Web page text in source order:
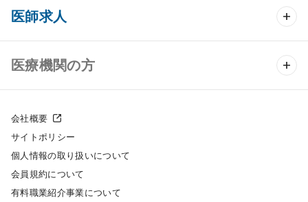
クリニック開業 TOP
クリニック物件検索
クリニックの開業スタイル
クリニック開業までの流れ
開業支援事例
医師求人
医師求人 TOP
常勤求人検索
スポット求人検索
医療機関の方
採用をお考えの医療機関の方
会社概要
サイトポリシー
個人情報の取り扱いについて
会員規約について
有料職業紹介事業について